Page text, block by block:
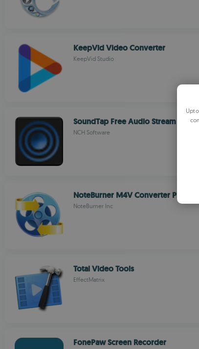
KeepVid Video Converter
KeepVid Studio
SoundTap Free Audio Stream
NCH Software
NoteBurner M4V Converter Plus
NoteBurner Inc
Total Video Tools
EffectMatrix
FonePaw Screen Recorder